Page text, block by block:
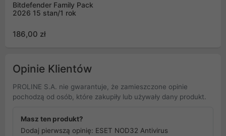
Bitdefender Family Pack
2026 15 stan/1 rok
186,00 zł
Opinie Klientów
PROLINE S.A. nie gwarantuje, że zamieszczone opinie
pochodzą od osób, które zakupiły lub używały dany produkt.
Masz ten produkt?
Dodaj pierwszą opinię: ESET NOD32 Antivirus